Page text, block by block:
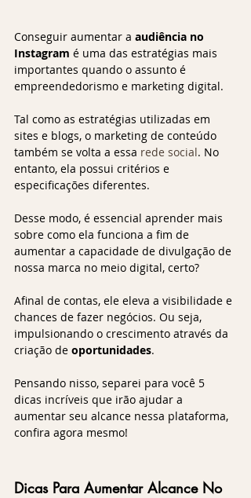
Conseguir aumentar a audiência no
Instagram é uma das estratégias mais
importantes quando o assunto é
empreendedorismo e marketing digital.
Tal como as estratégias utilizadas em
sites e blogs, o marketing de conteúdo
também se volta a essa rede social. No
entanto, ela possui critérios e
especificações diferentes.
Desse modo, é essencial aprender mais
sobre como ela funciona a fim de
aumentar a capacidade de divulgação de
nossa marca no meio digital, certo?
Afinal de contas, ele eleva a visibilidade e
chances de fazer negócios. Ou seja,
impulsionando o crescimento através da
criação de oportunidades.
Pensando nisso, separei para você 5
dicas incríveis que irão ajudar a
aumentar seu alcance nessa plataforma,
confira agora mesmo!
Dicas Para Aumentar Alcance No